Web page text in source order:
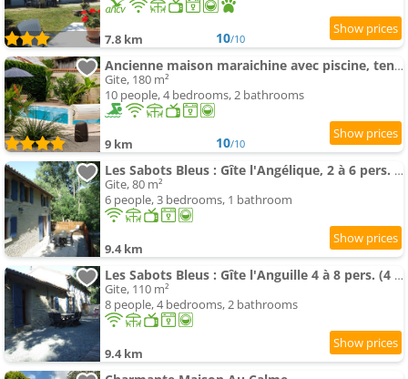
7.8 km 10/10
Ancienne maison maraichine avec piscine, tennis et pétanque
Gite, 180 m²
10 people, 4 bedrooms, 2 bathrooms
9 km 10/10
Les Sabots Bleus : Gîte l'Angélique, 2 à 6 pers. (3 chambres)
Gite, 80 m²
6 people, 3 bedrooms, 1 bathroom
9.4 km
Les Sabots Bleus : Gîte l'Anguille 4 à 8 pers. (4 chambres)
Gite, 110 m²
8 people, 4 bedrooms, 2 bathrooms
9.4 km